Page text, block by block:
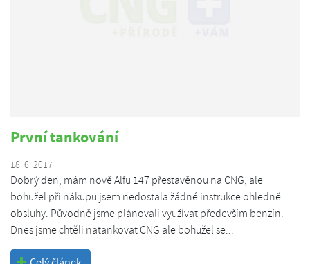
První tankování
18. 6. 2017
Dobrý den, mám nově Alfu 147 přestavěnou na CNG, ale
bohužel při nákupu jsem nedostala žádné instrukce ohledně
obsluhy. Původně jsme plánovali využívat především benzín.
Dnes jsme chtěli natankovat CNG ale bohužel se...